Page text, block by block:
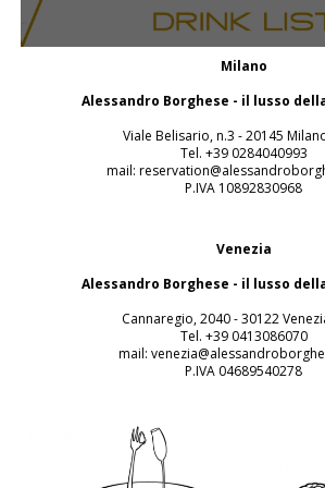
Milano
Alessandro Borghese - il lusso
Viale Belisario, n.3 - 20145
Tel. +39 0284040993
mail:
P.IVA 10892830968
Venezia
Alessandro Borghese - il lusso
Cannaregio, 2040 - 30122
Tel. +39 0413086070
mail:
P.IVA 04689540278